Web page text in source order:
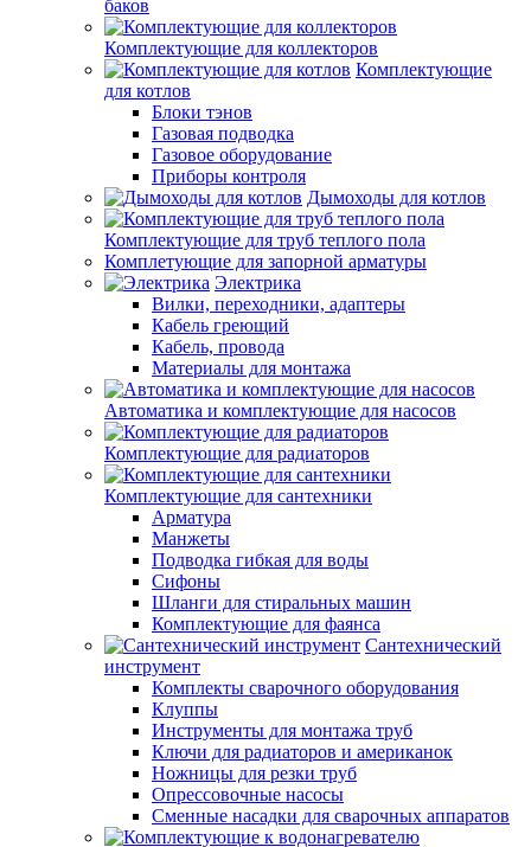
баков
Комплектующие для коллекторов
Комплектующие
для котлов
Блоки тэнов
Газовая подводка
Газовое оборудование
Приборы контроля
Дымоходы для котлов
Комплектующие для труб теплого пола
Комплетующие для запорной арматуры
Электрика
Вилки, переходники, адаптеры
Кабель греющий
Кабель, провода
Материалы для монтажа
Автоматика и комплектующие для насосов
Комплектующие для радиаторов
Комплектующие для сантехники
Арматура
Манжеты
Подводка гибкая для воды
Сифоны
Шланги для стиральных машин
Комплектующие для фаянса
Сантехнический
инструмент
Комплекты сварочного оборудования
Клуппы
Инструменты для монтажа труб
Ключи для радиаторов и американок
Ножницы для резки труб
Опрессовочные насосы
Сменные насадки для сварочных аппаратов